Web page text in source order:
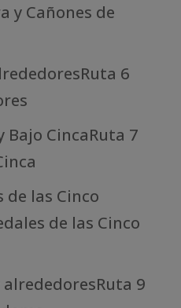
y Cañones de
6
Bajo CincaRuta 7
de las Cinco
de las Cinco
alrededoresRuta 9